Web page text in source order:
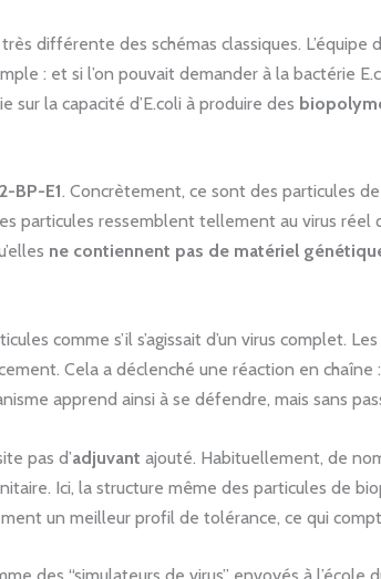
différente des schémas classiques. L’équipe
: et si l’on pouvait demander à la bactérie
sur la capacité d’E.coli à produire des
BP-E1. Concrètement, ce sont des particules
particules ressemblent tellement au virus
ne contiennent pas de matériel
comme s’il s’agissait d’un virus complet.
Cela a déclenché une réaction en
apprend ainsi à se défendre, mais sans
pas d’adjuvant ajouté. Habituellement, de
Ici, la structure même des particules de
un meilleur profil de tolérance, ce qui